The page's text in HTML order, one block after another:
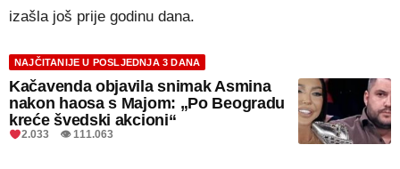
izašla još prije godinu dana.
NAJČITANIJE U POSLJEDNJA 3 DANA
Kačavenda objavila snimak Asmina
nakon haosa s Majom: „Po Beogradu
kreće švedski akcioni“
2.033 👁 111.063